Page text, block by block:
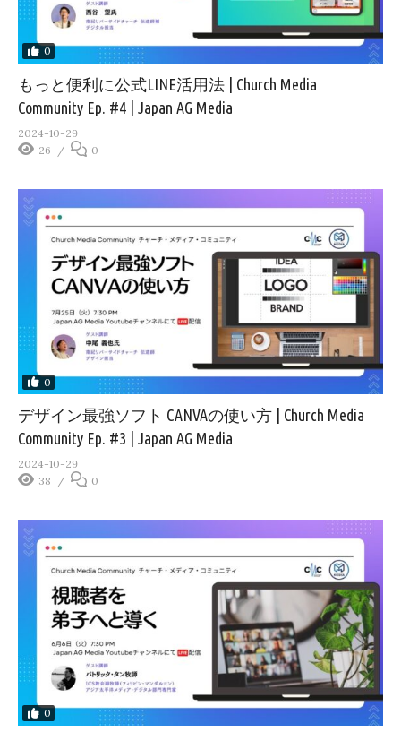
0
もっと便利に公式LINE活用法 | Church Media
Community Ep. #4 | Japan AG Media
2024-10-29
26
0
0
デザイン最強ソフト CANVAの使い方 | Church Media
Community Ep. #3 | Japan AG Media
2024-10-29
38
0
0